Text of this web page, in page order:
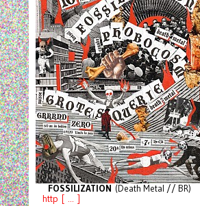
FOSSILIZATION (Death Metal // BR)
http [ ... ]